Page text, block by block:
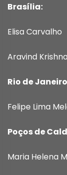
Brasília:
Elisa Carvalho
Aravind
Rio de
Felipe Lima
Poços de
Maria Helena